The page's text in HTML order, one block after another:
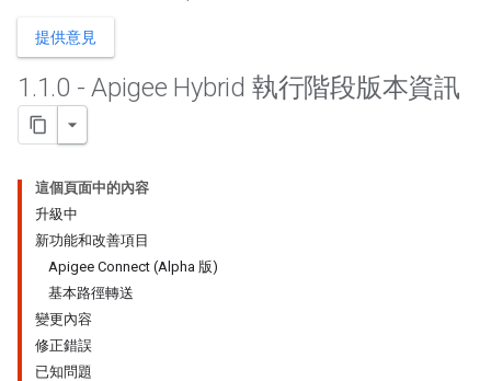
提供意見
1 .1.0 - Apigee Hybrid 執行階段版本資訊
這個頁面中的內容
升級中
新功能和改善項目
Apigee Connect (Alpha 版)
基本路徑轉送
變更內容
修正錯誤
已知問題